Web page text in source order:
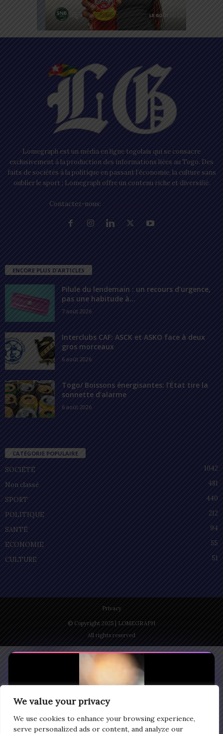
We value your privacy
We use cookies to enhance your browsing experience,
serve personalized ads or content, and analyze our
Lomegraph est un média en ligne togolais qui se consacre
exclusivement à la production des informations liées au Togo. Des
faits de sociétés à la politique en passant l’économie, la culture sans
oublier le sport ; Lomegraph offre un contenu riche et diversifié.
Contactez-nous:
ENCORE PLUS D'ARTICLES
Pilule du lendemain : un recours d’urgence,
pas une habitude à...
7 août 2026
Interclubs CAF: ASCK et ASKO face à deux
gros morceaux
6 août 2026
Togo/ Boissons énergisantes: l’État tire la
sonnette d’alarme
6 août 2026
CATÉGORIE POPULAIRE
SOCIÉTÉ
1042
Non classé
481
SPORT
440
POLITIQUE
212
SANTÉ
94
ECONOMIE
55
CULTURE
51
Privacy
© Copyright 2025 | LOMEGRAPH
All rights reserved